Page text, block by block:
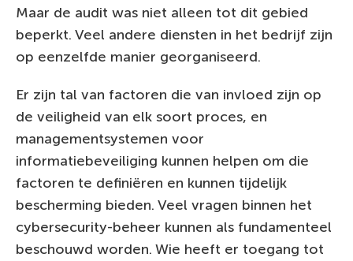
Maar de audit was niet alleen tot dit gebied
beperkt. Veel andere diensten in het bedrijf zijn
op eenzelfde manier georganiseerd.
Er zijn tal van factoren die van invloed zijn op
de veiligheid van elk soort proces, en
managementsystemen voor
informatiebeveiliging kunnen helpen om die
factoren te definiëren en kunnen tijdelijk
bescherming bieden. Veel vragen binnen het
cybersecurity-beheer kunnen als fundamenteel
beschouwd worden. Wie heeft er toegang tot